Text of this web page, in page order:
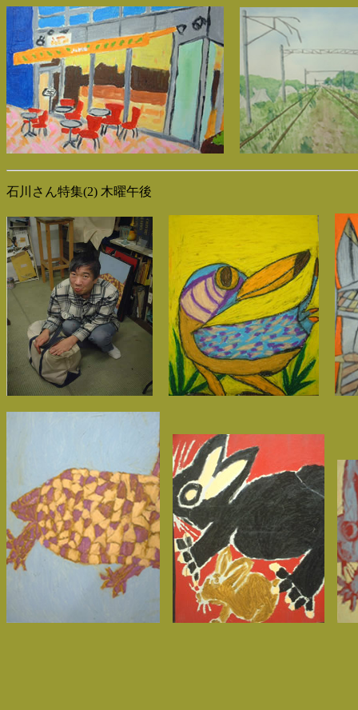
石川さん特集(2) 木曜午後